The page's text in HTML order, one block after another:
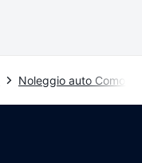
Noleggio auto